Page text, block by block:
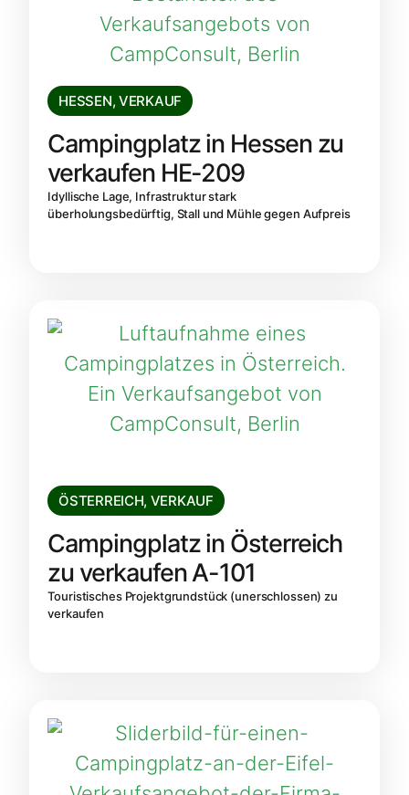
HESSEN, VERKAUF
Campingplatz in Hessen zu
verkaufen HE-209
Idyllische Lage, Infrastruktur stark
überholungsbedürftig, Stall und Mühle gegen Aufpreis
ÖSTERREICH, VERKAUF
Campingplatz in Österreich
zu verkaufen A-101
Touristisches Projektgrundstück (unerschlossen) zu
verkaufen